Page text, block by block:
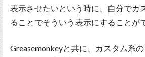
表示させたいという時に、自分でカ
ることでそういう表示にすることが
Greasemonkeyと共に、カスタム系